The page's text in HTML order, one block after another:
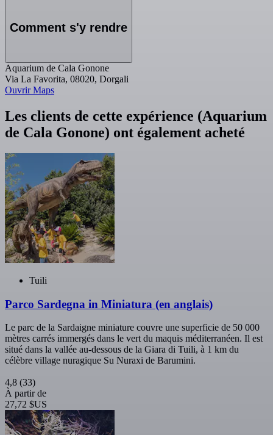
Comment s'y rendre
Aquarium de Cala Gonone
Via La Favorita, 08020, Dorgali
Ouvrir Maps
Les clients de cette expérience (Aquarium
de Cala Gonone) ont également acheté
Tuili
Parco Sardegna in Miniatura (en anglais)
Le parc de la Sardaigne miniature couvre une superficie de 50 000
mètres carrés immergés dans le vert du maquis méditerranéen. Il est
situé dans la vallée au-dessous de la Giara di Tuili, à 1 km du
célèbre village nuragique Su Nuraxi de Barumini.
4,8 (33)
À partir de
27,72 $US